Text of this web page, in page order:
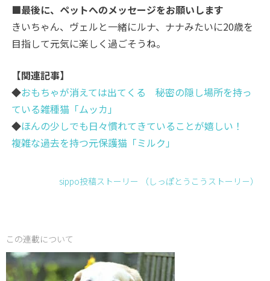
■最後に、ペットへのメッセージをお願いします
きいちゃん、ヴェルと一緒にルナ、ナナみたいに20歳を
目指して元気に楽しく過ごそうね。
【関連記事】
◆おもちゃが消えては出てくる 秘密の隠し場所を持っ
ている雑種猫「ムッカ」
◆ほんの少しでも日々慣れてきていることが嬉しい！
複雑な過去を持つ元保護猫「ミルク」
sippo投稿ストーリー （しっぽとうこうストーリ－）
この連載について